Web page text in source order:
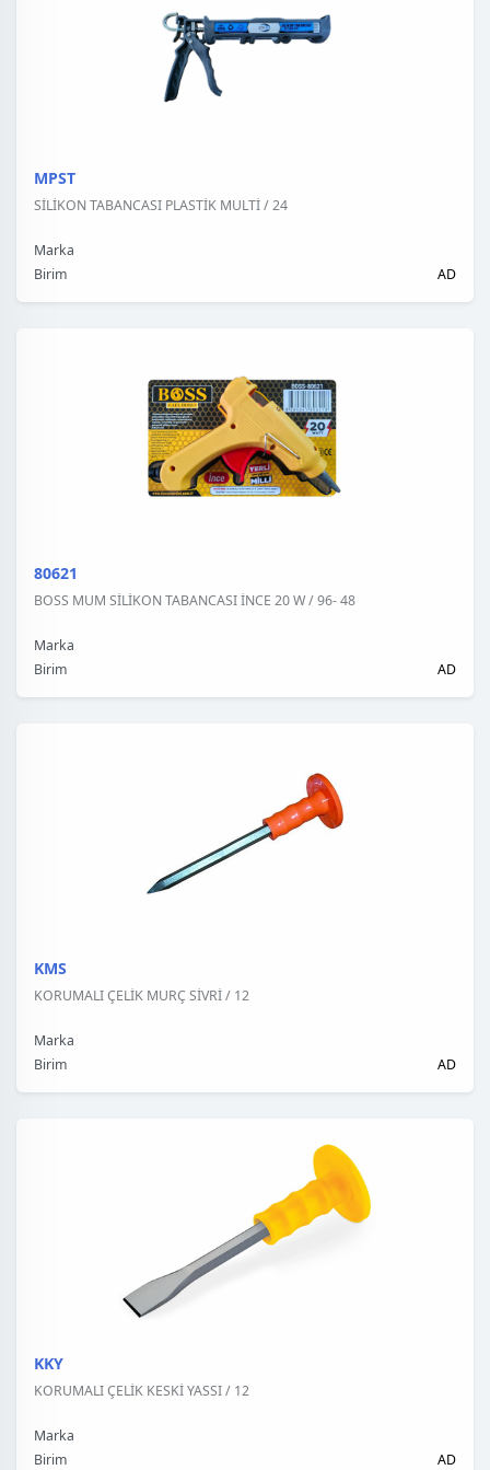
MPST
SİLİKON TABANCASI PLASTİK MULTİ / 24
Marka
Birim
AD
80621
BOSS MUM SİLİKON TABANCASI İNCE 20 W / 96- 48
Marka
Birim
AD
KMS
KORUMALI ÇELİK MURÇ SİVRİ / 12
Marka
Birim
AD
KKY
KORUMALI ÇELİK KESKİ YASSI / 12
Marka
Birim
AD